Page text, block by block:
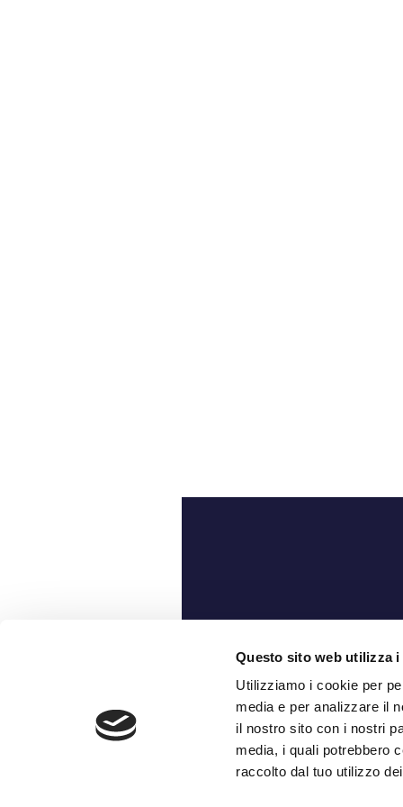
Questo sito web utilizza i
Utilizziamo i cookie per
media e per analizzare il
il nostro sito con i nostri
media, i quali potrebbero
raccolto dal tuo utilizzo